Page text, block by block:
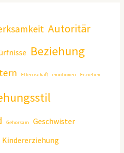
Autoritär
Beziehung
Elternschaft emotionen Erziehen
Gehorsam Geschwister
Kindererziehung